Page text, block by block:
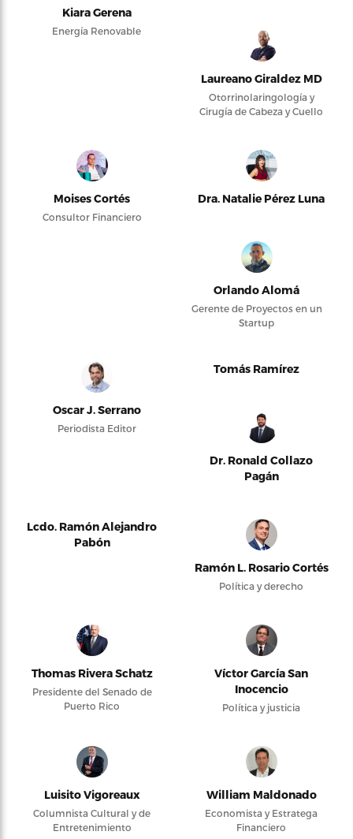
Kiara Gerena
Energía Renovable
Laureano Giraldez MD
Otorrinolaringología y
Cirugía de Cabeza y Cuello
Moises Cortés
Consultor Financiero
Dra. Natalie Pérez Luna
Orlando Alomá
Gerente de Proyectos en un
Startup
Oscar J. Serrano
Periodista Editor
Tomás Ramírez
Dr. Ronald Collazo
Pagán
Lcdo. Ramón Alejandro
Pabón
Ramón L. Rosario Cortés
Política y derecho
Thomas Rivera Schatz
Presidente del Senado de
Puerto Rico
Víctor García San
Inocencio
Política y justicia
Luisito Vigoreaux
Columnista Cultural y de
Entretenimiento
William Maldonado
Economista y Estratega
Financiero